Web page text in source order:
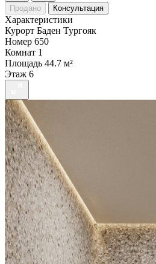
Продано Консультация
Характеристики
Курорт Баден Тургояк
Номер 650
Комнат 1
Площадь 44.7 м²
Этаж 6